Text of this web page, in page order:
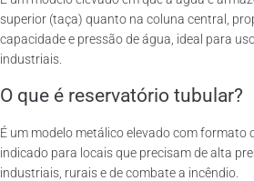
superior (taça) quanto na coluna central,
capacidade e pressão de água, ideal para
industriais.
O que é reservatório tubular?
É um modelo metálico elevado com formato
indicado para locais que precisam de alta
industriais, rurais e de combate a incêndio.